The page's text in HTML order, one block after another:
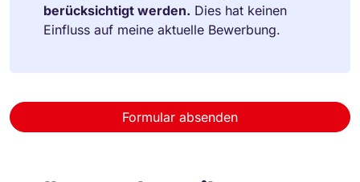
berücksichtigt werden. Dies hat keinen
Einfluss auf meine aktuelle Bewerbung.
Formular absenden